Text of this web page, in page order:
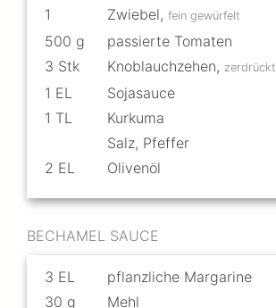
1 Zwiebel, fein gewürfelt
500 g
passierte Tomaten
3 Stk Knoblauchzehen, zerdrückt
1 EL
Sojasauce
1 TL
Kurkuma
Salz, Pfeffer
2 EL Olivenöl
BECHAMEL SAUCE
3 EL
pflanzliche Margarine
30 g
Mehl